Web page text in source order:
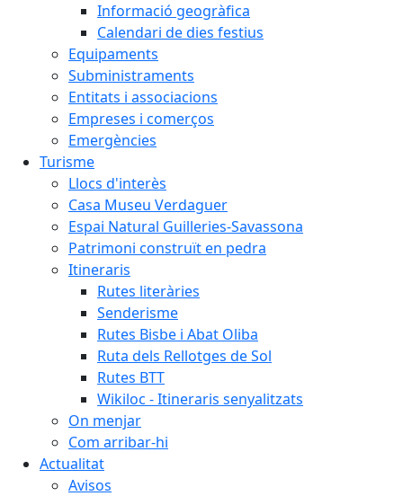
Informació geogràfica
Calendari de dies festius
Equipaments
Subministraments
Entitats i associacions
Empreses i comerços
Emergències
Turisme
Llocs d'interès
Casa Museu Verdaguer
Espai Natural Guilleries-Savassona
Patrimoni construït en pedra
Itineraris
Rutes literàries
Senderisme
Rutes Bisbe i Abat Oliba
Ruta dels Rellotges de Sol
Rutes BTT
Wikiloc - Itineraris senyalitzats
On menjar
Com arribar-hi
Actualitat
Avisos